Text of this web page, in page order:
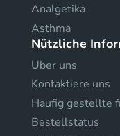
Analgetika
Asthma
Nützliche
Uber uns
Kontaktiere uns
Haufig gestellte
Bestellstatus